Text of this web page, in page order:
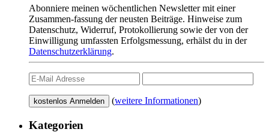
Abonniere meinen wöchentlichen Newsletter mit einer
Zusammen-fassung der neusten Beiträge. Hinweise zum
Datenschutz, Widerruf, Protokollierung sowie der von der
Einwilligung umfassten Erfolgsmessung, erhälst du in der
Datenschutzerklärung.
(weitere Informationen)
Kategorien